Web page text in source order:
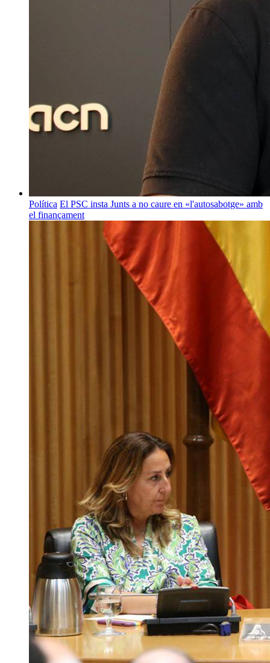
Política El PSC insta Junts a no caure en «l'autosabotge» amb
el finançament